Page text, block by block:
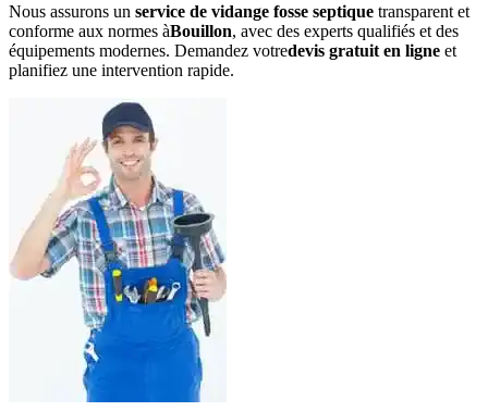
Nous assurons un service de vidange fosse septique transparent et
conforme aux normes àBouillon, avec des experts qualifiés et des
équipements modernes. Demandez votredevis gratuit en ligne et
planifiez une intervention rapide.